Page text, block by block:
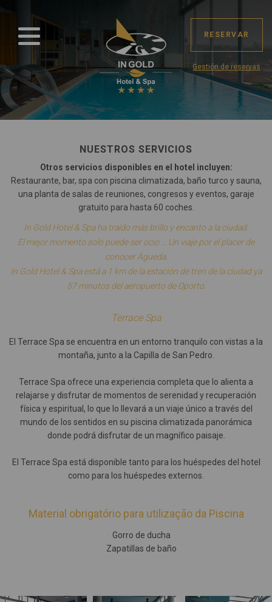
RESERVAR
Gestión de reservas
NUESTROS SERVICIOS
Otros servicios disponibles en el hotel incluyen:
Restaurante, bar, spa con piscina climatizada, baño turco y sauna,
una planta de salas de reuniones, congresos y eventos, garaje
gratuito para hasta 60 coches.
In Gold Hotel & Spa ha traído más brillo y encanto a la ciudad.
El mejor momento solo puede ser ocio ... Un viaje por el placer de
conocer Águeda.
In Gold Hotel & Spa está a 1 km de la estación de tren de la ciudad ya
57 minutos del aeropuerto de Oporto.
Terrace Spa
El Terrace Spa se encuentra en un entorno tranquilo con vistas a la
montaña, junto a la Capilla de San Pedro.
Terrace Spa ofrece una experiencia completa que lo alienta a
relajarse y disfrutar de momentos de serenidad y recuperación
física y espiritual, lo que lo llevará a un viaje único a través del
mundo de los sentidos en su piscina climatizada panorámica
donde podrá disfrutar de un magnífico paisaje.
El Terrace Spa está disponible tanto para los huéspedes del hotel
como para los huéspedes externos.
Material obrigatório para utilização da Piscina
Gorro de ducha
Zapatillas de baño